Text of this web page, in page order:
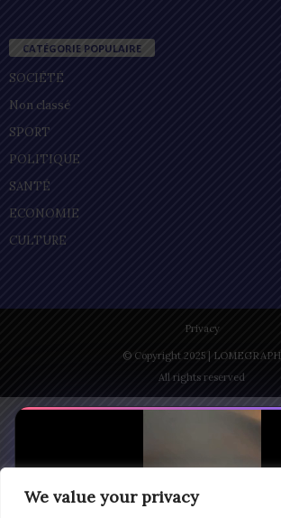
We value your privacy
CATÉGORIE POPULAIRE
SOCIÉTÉ
Non classé
SPORT
POLITIQUE
SANTÉ
ECONOMIE
CULTURE
Privacy
© Copyright 2025 | LOMEGRAPH
All rights reserved